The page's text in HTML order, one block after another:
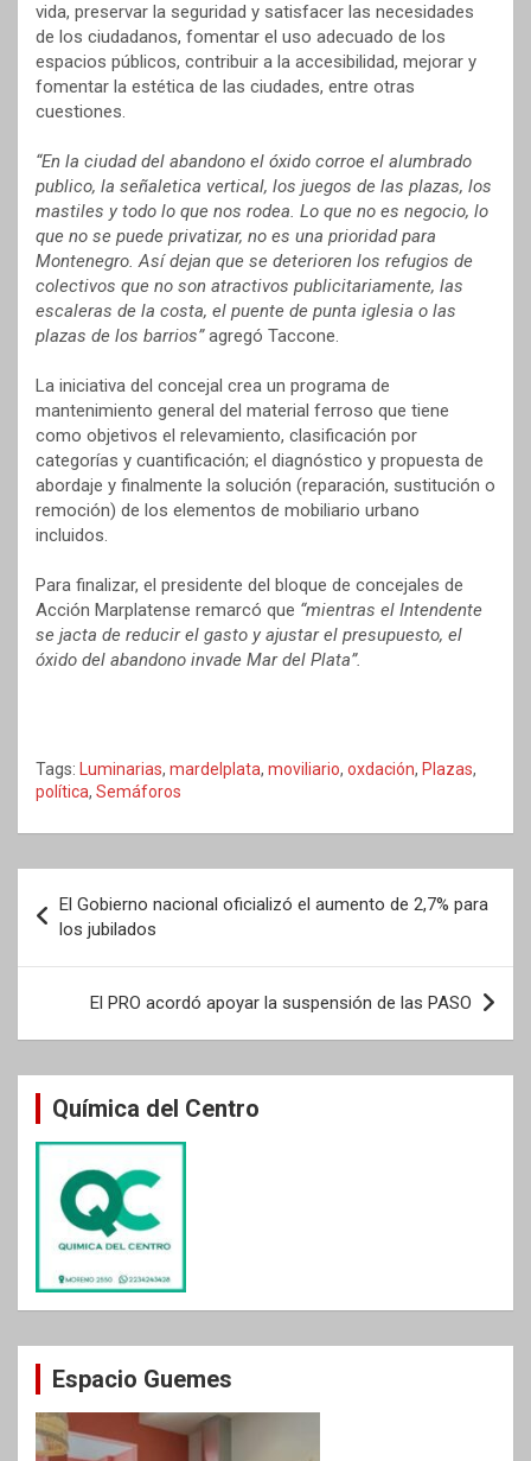
vida, preservar la seguridad y satisfacer las necesidades
de los ciudadanos, fomentar el uso adecuado de los
espacios públicos, contribuir a la accesibilidad, mejorar y
fomentar la estética de las ciudades, entre otras
cuestiones.
“En la ciudad del abandono el óxido corroe el alumbrado
publico, la señaletica vertical, los juegos de las plazas, los
mastiles y todo lo que nos rodea. Lo que no es negocio, lo
que no se puede privatizar, no es una prioridad para
Montenegro. Así dejan que se deterioren los refugios de
colectivos que no son atractivos publicitariamente, las
escaleras de la costa, el puente de punta iglesia o las
plazas de los barrios”agregó Taccone.
La iniciativa del concejal crea un programa de
mantenimiento general del material ferroso que tiene
como objetivos el relevamiento, clasificación por
categorías y cuantificación; el diagnóstico y propuesta de
abordaje y finalmente la solución (reparación, sustitución o
remoción) de los elementos de mobiliario urbano
incluidos.
Para finalizar, el presidente del bloque de concejales de
Acción Marplatense remarcó que “mientras el Intendente
se jacta de reducir el gasto y ajustar el presupuesto, el
óxido del abandono invade Mar del Plata”.
Tags: Luminarias, mardelplata, moviliario, oxdación, Plazas,
política, Semáforos
de
entradas
El Gobierno nacional oficializó el aumento de 2,7% para
los jubilados
El PRO acordó apoyar la suspensión de las PASO
Química del Centro
Espacio Guemes